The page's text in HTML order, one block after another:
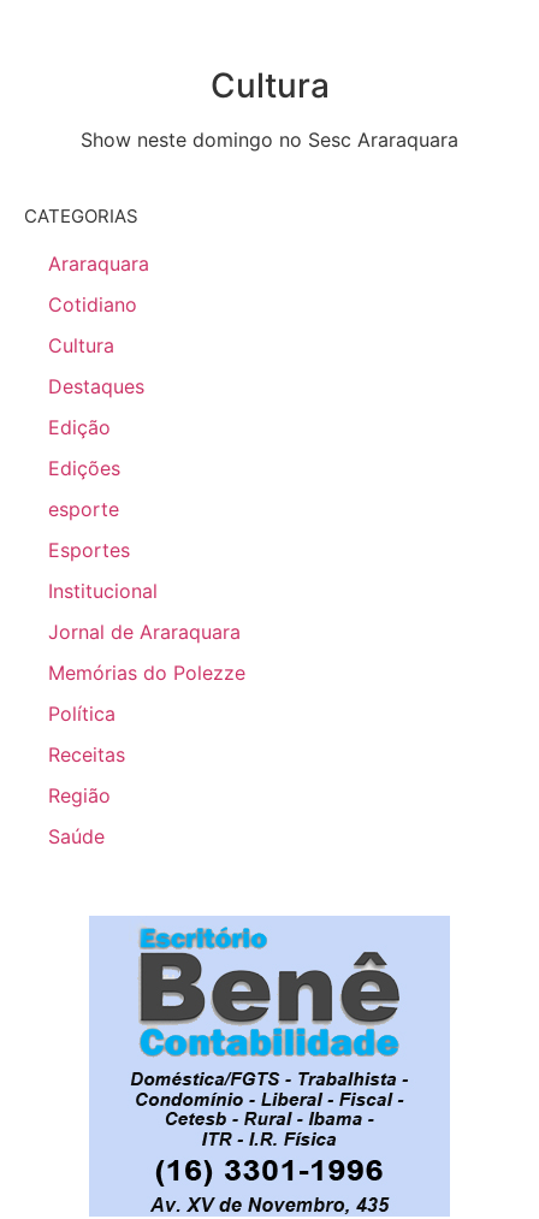
Cultura
Show neste domingo no Sesc Araraquara
CATEGORIAS
Araraquara
Cotidiano
Cultura
Destaques
Edição
Edições
esporte
Esportes
Institucional
Jornal de Araraquara
Memórias do Polezze
Política
Receitas
Região
Saúde